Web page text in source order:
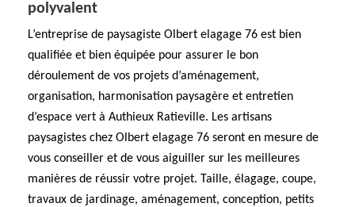
polyvalent
L’entreprise de paysagiste Olbert elagage 76 est bien
qualifiée et bien équipée pour assurer le bon
déroulement de vos projets d’aménagement,
organisation, harmonisation paysagère et entretien
d’espace vert à Authieux Ratieville. Les artisans
paysagistes chez Olbert elagage 76 seront en mesure de
vous conseiller et de vous aiguiller sur les meilleures
manières de réussir votre projet. Taille, élagage, coupe,
travaux de jardinage, aménagement, conception, petits